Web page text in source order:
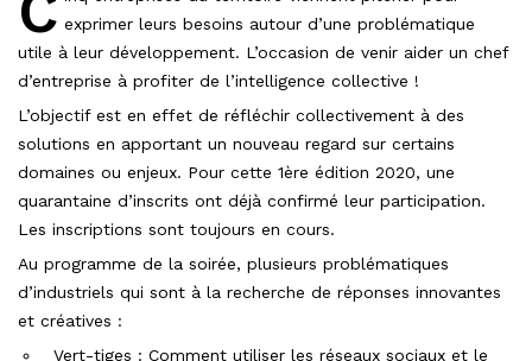
exprimer leurs besoins autour d’une problématique
utile à leur développement. L’occasion de venir aider un chef
d’entreprise à profiter de l’intelligence collective !
L’objectif est en effet de réfléchir collectivement à des
solutions en apportant un nouveau regard sur certains
domaines ou enjeux. Pour cette 1ère édition 2020, une
quarantaine d’inscrits ont déjà confirmé leur participation.
Les inscriptions sont toujours en cours.
Au programme de la soirée, plusieurs problématiques
d’industriels qui sont à la recherche de réponses innovantes
et créatives :
Vert-tiges : Comment utiliser les réseaux sociaux et le